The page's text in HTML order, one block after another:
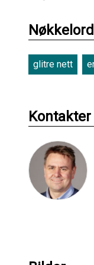
Nøkkelord
glitre nett
Kontakter